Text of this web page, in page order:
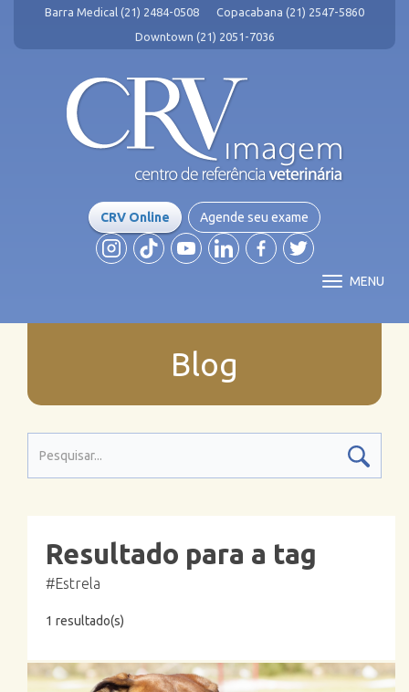
Barra Medical (21) 2484-0508
Copacabana (21) 2547-5860
Downtown (21) 2051-7036
CRV Online Agende seu exame
MENU
Blog
Resultado para a tag
#Estrela
1 resultado(s)